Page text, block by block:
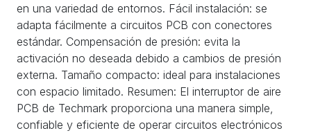
en una variedad de entornos. Fácil instalación: se
adapta fácilmente a circuitos PCB con conectores
estándar. Compensación de presión: evita la
activación no deseada debido a cambios de presión
externa. Tamaño compacto: ideal para instalaciones
con espacio limitado. Resumen: El interruptor de aire
PCB de Techmark proporciona una manera simple,
confiable y eficiente de operar circuitos electrónicos